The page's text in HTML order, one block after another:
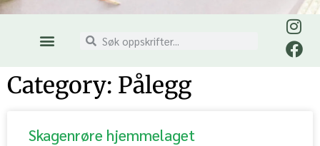
Category: Pålegg
Skagenrøre hjemmelaget